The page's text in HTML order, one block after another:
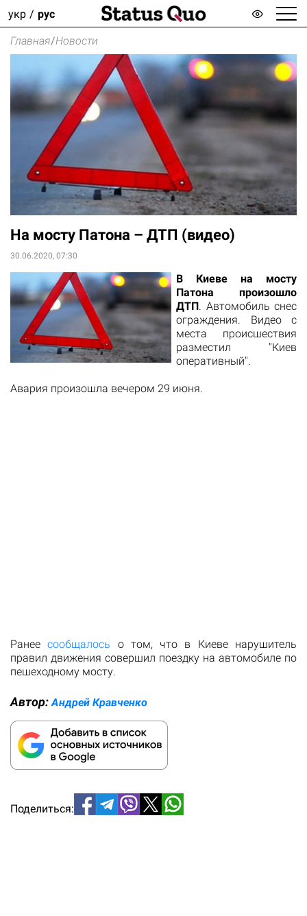
укр рус
Главная/Новости
На мосту Патона – ДТП (видео)
30.06.2020, 07:30
В Киеве на мосту
Патона произошло
ДТП. Автомобиль снес
ограждения. Видео с
места происшествия
разместил "Киев
оперативный".
Авария произошла вечером 29 июня.
Ранеесообщалось о том, что в Киеве нарушитель
правил движения совершил поездку на автомобиле по
пешеходному мосту.
Автор: Андрей Кравченко
Поделиться: